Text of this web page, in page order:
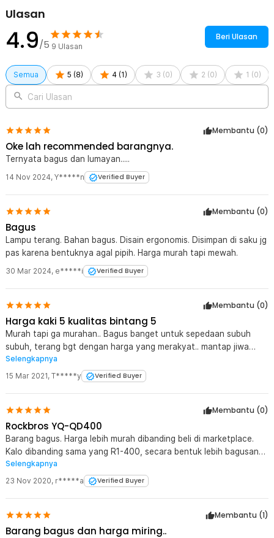
secara stabil. Keuntungan besar bagi Anda adalah kebebasan
proses instalasi mandiri yang sangat cepat, mudah, dan kencang
tanpa memerlukan bantuan peralatan montir, memastikan posisi
lampu tetap lurus dan meredam getaran jalanan yang
Kelengkapan Produk
Rincian yang Anda dapatkan untuk pembelian produk ini:
1 x TaffLED Lampu Depan Sepeda LED CREE XPG USB 2000mAh
1 x Strap
1 x Kabel USB Type C
Ulasan
4.9/5 9 Ulasan
Beri Ulasan
Semua 5 (8) 4 (1 ) 3 (0) 2 (0) 1 (0)
Cari Ulasan
Membantu (0)
Oke lah recommended barangnya.
Ternyata bagus dan lumayan.....
14 Nov 2024, Y*****n Verified Buyer
Membantu (0)
Bagus
Lampu terang. Bahan bagus. Disain ergonomis. Disimpan di saku jg
pas karena bentuknya agal pipih. Harga murah tapi mewah.
30 Mar 2024, e*****i Verified Buyer
Membantu (0)
Harga kaki 5 kualitas bintang 5
Murah tapi ga murahan.. Bagus banget untuk sepedaan subuh
subuh, terang bgt dengan harga yang merakyat.. mantap jiwa
emang
Selengkapnya
15 Mar 2021, T*****y Verified Buyer
Membantu (0)
Rockbros YQ-QD400
Barang bagus. Harga lebih murah dibanding beli di marketplace.
Kalo dibanding sama yang R1-400, secara bentuk lebih bagusan
ini. Joss lah pokoknya.
Selengkapnya
23 Nov 2020, r*****a Verified Buyer
Membantu (1)
Barang bagus dan harga miring..